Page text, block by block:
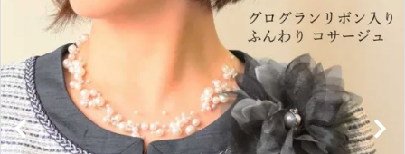
最近チェックした商品